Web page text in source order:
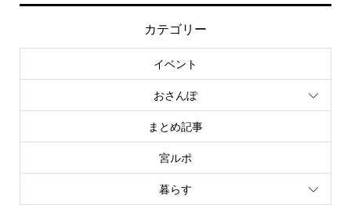
カテゴリー
イベント
おさんぽ
まとめ記事
宮ルポ
暮らす